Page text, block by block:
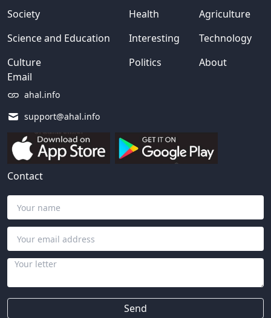
Email
ahal.info
support@ahal.info
Society
Science and Education
Culture
Health
Interesting
Politics
Agriculture
Technology
About
Contact
Send